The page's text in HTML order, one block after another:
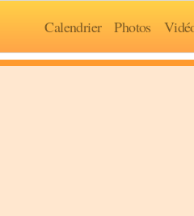
Calendrier Photos